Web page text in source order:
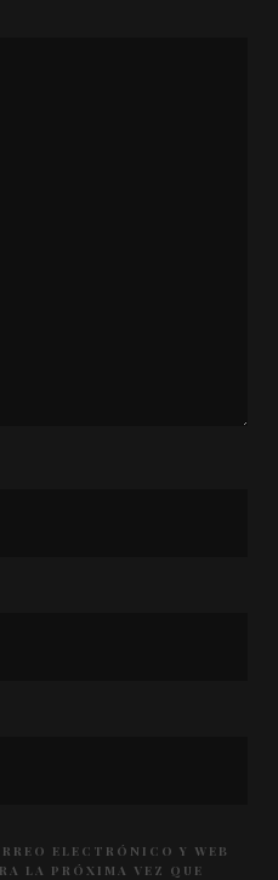
ELECTRÓNICO Y WEB
LA PRÓXIMA VEZ QUE